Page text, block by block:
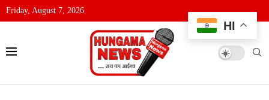
Friday, August 7, 2026
HI